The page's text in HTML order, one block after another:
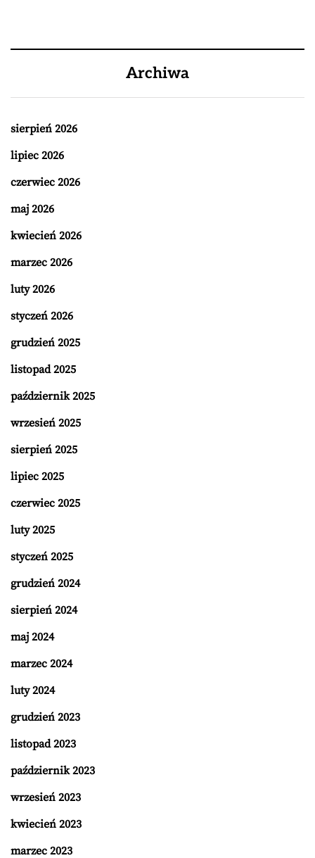
Archiwa
sierpień 2026
lipiec 2026
czerwiec 2026
maj 2026
kwiecień 2026
marzec 2026
luty 2026
styczeń 2026
grudzień 2025
listopad 2025
październik 2025
wrzesień 2025
sierpień 2025
lipiec 2025
czerwiec 2025
luty 2025
styczeń 2025
grudzień 2024
sierpień 2024
maj 2024
marzec 2024
luty 2024
grudzień 2023
listopad 2023
październik 2023
wrzesień 2023
kwiecień 2023
marzec 2023